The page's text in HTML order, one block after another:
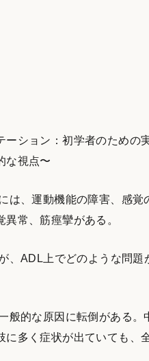
ーション：初学者のための
な視点〜
は、運動機能の障害、感覚
常、筋痙攣がある。
、ADL上でどのような問題
般的な原因に転倒がある。
に多く症状が出ていても、